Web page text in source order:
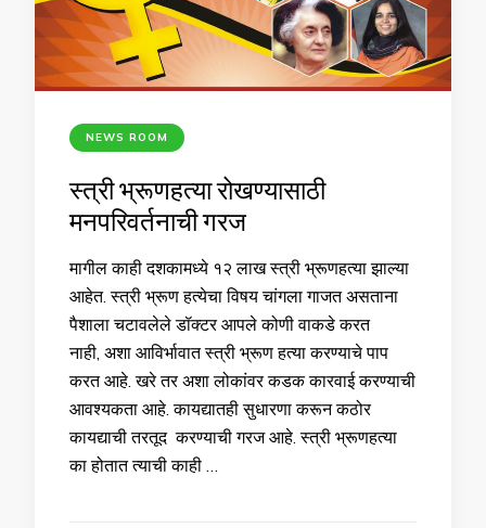
NEWS ROOM
स्त्री भ्रूणहत्या रोखण्यासाठी
मनपरिवर्तनाची गरज
मागील काही दशकामध्ये १२ लाख स्त्री भ्रूणहत्या झाल्या
आहेत. स्त्री भ्रूण हत्येचा विषय चांगला गाजत असताना
पैशाला चटावलेले डॉक्टर आपले कोणी वाकडे करत
नाही, अशा आविर्भावात स्त्री भ्रूण हत्या करण्याचे पाप
करत आहे. खरे तर अशा लोकांवर कडक कारवाई करण्याची
आवश्यकता आहे. कायद्यातही सुधारणा करून कठोर
कायद्याची तरतूद करण्याची गरज आहे. स्त्री भ्रूणहत्या
का होतात त्याची काही …